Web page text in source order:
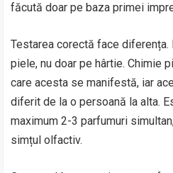
făcută doar pe baza primei
Testarea corectă face
piele, nu doar pe hârtie. Chimie
care acesta se manifestă, iar
diferit de la o persoană la alta.
maximum 2-3 parfumuri
simțul olfactiv.